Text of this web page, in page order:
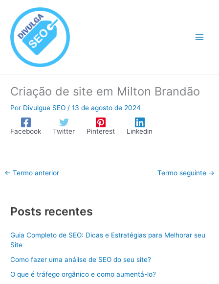
conteúdo
Criação de site em Milton Brandão
Por Divulgue SEO /13 de agosto de 2024
Facebook Twitter Pinterest Linkedin
← Termo anterior Termo seguinte →
Posts recentes
Guia Completo de SEO: Dicas e Estratégias para Melhorar seu
Site
Como fazer uma análise de SEO do seu site?
O que é tráfego orgânico e como aumentá-lo?